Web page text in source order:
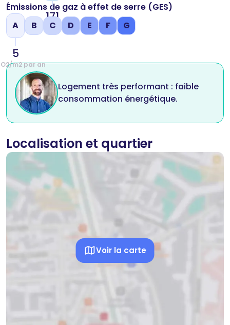
171
kWh/m2 par an
Émissions de gaz à effet de serre (GES)
A
5
m2 par an
B C D E F G
Logement très performant : faible
consommation énergétique.
Localisation et quartier
Voir la carte